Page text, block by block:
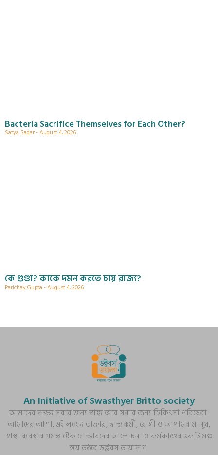
Bacteria Sacrifice Themselves for Each Other?
Satya Sagar August 4, 2026
কে গুণ্ডা? কাকে দমন করতে চায় রাজ্য?
Parichay Gupta August 4, 2026
An Initiative of Swasthyer Britto society
আমাদের লক্ষ্য সবার জন্য স্বাস্থ্য আর সবার জন্য চিকিৎসা পরিষেবা।
আমাদের আশা, এই লক্ষ্যে ডাক্তার, স্বাস্থ্যকর্মী, রোগী ও আপামর মানুষ,
স্বাস্থ্য ব্যবস্থার সমস্ত স্টেক হোল্ডারদের আলোচনা ও কর্মকাণ্ডের একটি মঞ্চ
হয়ে উঠবে ডক্টরস ডায়ালগ।